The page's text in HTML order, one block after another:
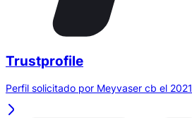
Trustprofile
Perfil solicitado por Meyvaser cb el 2021